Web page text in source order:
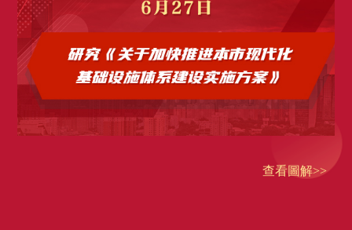
查看圖解>>